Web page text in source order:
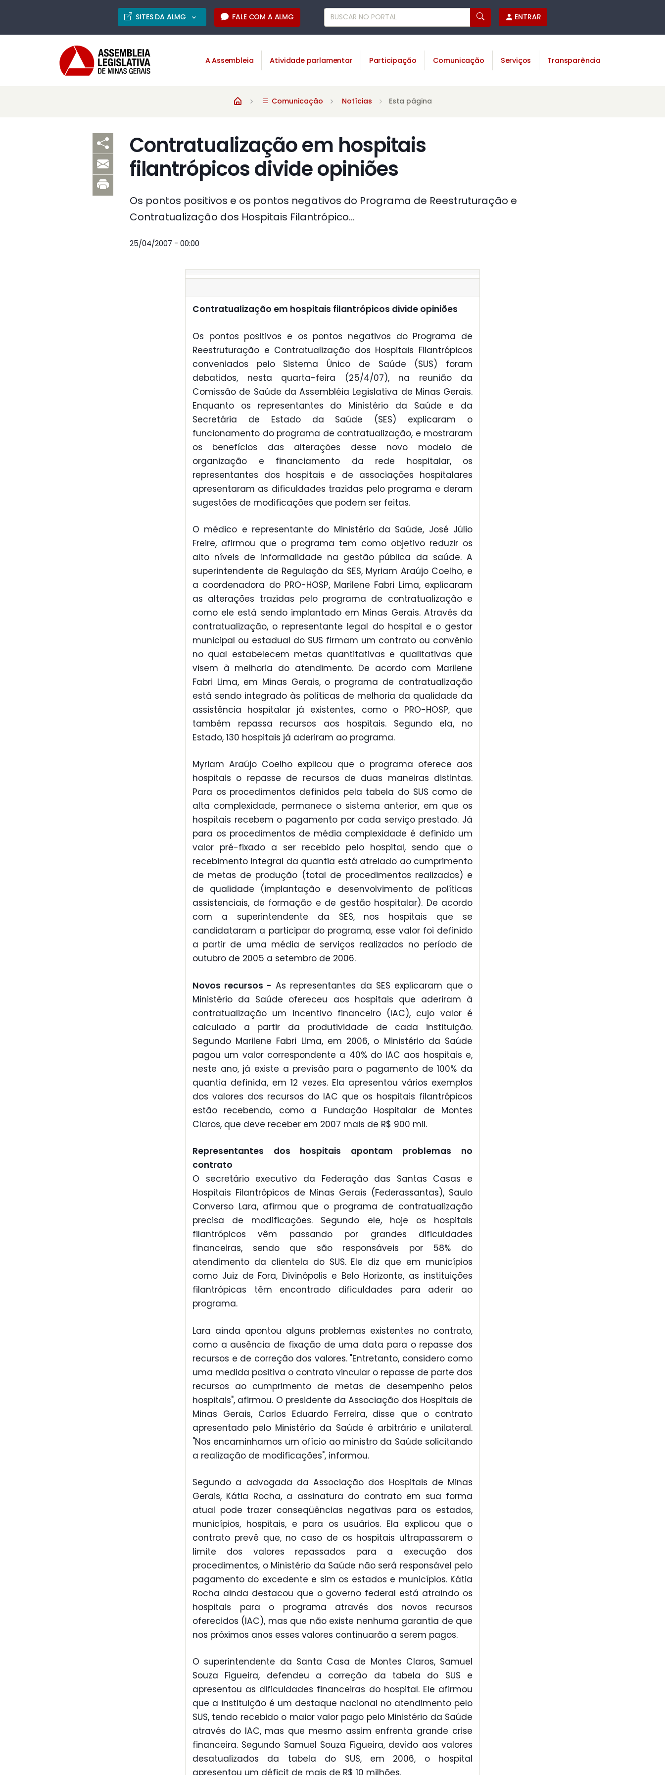
SITES DA ALMG FALE COM A ALMG ENTRAR
A Assembleia Atividade parlamentar Participação Comunicação Serviços Transparência
Comunicação Notícias Esta página
Contratualização em hospitais
filantrópicos divide opiniões
Os pontos positivos e os pontos negativos do Programa de Reestruturação e
Contratualização dos Hospitais Filantrópico...
25/04/2007 - 00:00
Contratualização em hospitais filantrópicos divide opiniões
Os pontos positivos e os pontos negativos do Programa de
Reestruturação e Contratualização dos Hospitais Filantrópicos
conveniados pelo Sistema Único de Saúde (SUS) foram
debatidos, nesta quarta-feira (25/4/07), na reunião da
Comissão de Saúde da Assembléia Legislativa de Minas Gerais.
Enquanto os representantes do Ministério da Saúde e da
Secretária de Estado da Saúde (SES) explicaram o
funcionamento do programa de contratualização, e mostraram
os benefícios das alterações desse novo modelo de
organização e financiamento da rede hospitalar, os
representantes dos hospitais e de associações hospitalares
apresentaram as dificuldades trazidas pelo programa e deram
sugestões de modificações que podem ser feitas.
O médico e representante do Ministério da Saúde, José Júlio
Freire, afirmou que o programa tem como objetivo reduzir os
alto níveis de informalidade na gestão pública da saúde. A
superintendente de Regulação da SES, Myriam Araújo Coelho, e
a coordenadora do PRO-HOSP, Marilene Fabri Lima, explicaram
as alterações trazidas pelo programa de contratualização e
como ele está sendo implantado em Minas Gerais. Através da
contratualização, o representante legal do hospital e o gestor
municipal ou estadual do SUS firmam um contrato ou convênio
no qual estabelecem metas quantitativas e qualitativas que
visem à melhoria do atendimento. De acordo com Marilene
Fabri Lima, em Minas Gerais, o programa de contratualização
está sendo integrado às políticas de melhoria da qualidade da
assistência hospitalar já existentes, como o PRO-HOSP, que
também repassa recursos aos hospitais. Segundo ela, no
Estado, 130 hospitais já aderiram ao programa.
Myriam Araújo Coelho explicou que o programa oferece aos
hospitais o repasse de recursos de duas maneiras distintas.
Para os procedimentos definidos pela tabela do SUS como de
alta complexidade, permanece o sistema anterior, em que os
hospitais recebem o pagamento por cada serviço prestado. Já
para os procedimentos de média complexidade é definido um
valor pré-fixado a ser recebido pelo hospital, sendo que o
recebimento integral da quantia está atrelado ao cumprimento
de metas de produção (total de procedimentos realizados) e
de qualidade (implantação e desenvolvimento de políticas
assistenciais, de formação e de gestão hospitalar). De acordo
com a superintendente da SES, nos hospitais que se
candidataram a participar do programa, esse valor foi definido
a partir de uma média de serviços realizados no período de
outubro de 2005 a setembro de 2006.
Novos recursos - As representantes da SES explicaram que o
Ministério da Saúde ofereceu aos hospitais que aderiram à
contratualização um incentivo financeiro (IAC), cujo valor é
calculado a partir da produtividade de cada instituição.
Segundo Marilene Fabri Lima, em 2006, o Ministério da Saúde
pagou um valor correspondente a 40% do IAC aos hospitais e,
neste ano, já existe a previsão para o pagamento de 100% da
quantia definida, em 12 vezes. Ela apresentou vários exemplos
dos valores dos recursos do IAC que os hospitais filantrópicos
estão recebendo, como a Fundação Hospitalar de Montes
Claros, que deve receber em 2007 mais de R$ 900 mil.
Representantes dos hospitais apontam problemas no
contrato
O secretário executivo da Federação das Santas Casas e
Hospitais Filantrópicos de Minas Gerais (Federassantas), Saulo
Converso Lara, afirmou que o programa de contratualização
precisa de modificações. Segundo ele, hoje os hospitais
filantrópicos vêm passando por grandes dificuldades
financeiras, sendo que são responsáveis por 58% do
atendimento da clientela do SUS. Ele diz que em municípios
como Juiz de Fora, Divinópolis e Belo Horizonte, as instituições
filantrópicas têm encontrado dificuldades para aderir ao
programa.
Lara ainda apontou alguns problemas existentes no contrato,
como a ausência de fixação de uma data para o repasse dos
recursos e de correção dos valores. "Entretanto, considero como
uma medida positiva o contrato vincular o repasse de parte dos
recursos ao cumprimento de metas de desempenho pelos
hospitais", afirmou. O presidente da Associação dos Hospitais de
Minas Gerais, Carlos Eduardo Ferreira, disse que o contrato
apresentado pelo Ministério da Saúde é arbitrário e unilateral.
"Nos encaminhamos um ofício ao ministro da Saúde solicitando
a realização de modificações", informou.
Segundo a advogada da Associação dos Hospitais de Minas
Gerais, Kátia Rocha, a assinatura do contrato em sua forma
atual pode trazer conseqüências negativas para os estados,
municípios, hospitais, e para os usuários. Ela explicou que o
contrato prevê que, no caso de os hospitais ultrapassarem o
limite dos valores repassados para a execução dos
procedimentos, o Ministério da Saúde não será responsável pelo
pagamento do excedente e sim os estados e municípios. Kátia
Rocha ainda destacou que o governo federal está atraindo os
hospitais para o programa através dos novos recursos
oferecidos (IAC), mas que não existe nenhuma garantia de que
nos próximos anos esses valores continuarão a serem pagos.
O superintendente da Santa Casa de Montes Claros, Samuel
Souza Figueira, defendeu a correção da tabela do SUS e
apresentou as dificuldades financeiras do hospital. Ele afirmou
que a instituição é um destaque nacional no atendimento pelo
SUS, tendo recebido o maior valor pago pelo Ministério da Saúde
através do IAC, mas que mesmo assim enfrenta grande crise
financeira. Segundo Samuel Souza Figueira, devido aos valores
desatualizados da tabela do SUS, em 2006, o hospital